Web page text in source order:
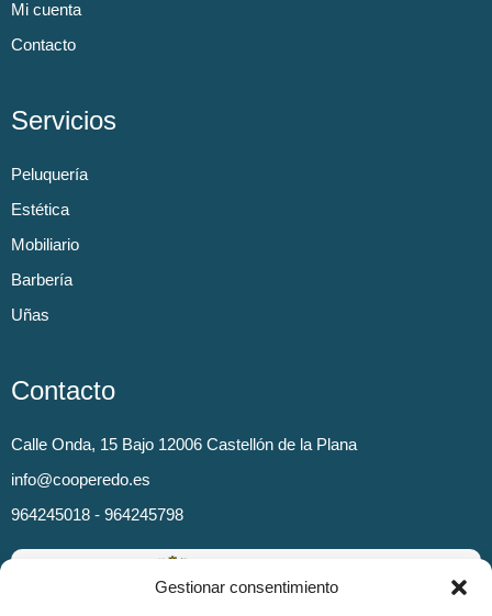
Gestionar consentimiento
Mi cuenta
Contacto
Servicios
Peluquería
Estética
Mobiliario
Barbería
Uñas
Contacto
Calle Onda, 15 Bajo 12006 Castellón de la Plana
info@cooperedo.es
964245018 - 964245798